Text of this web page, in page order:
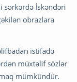
sərkərdə İskəndəri
obrazlara
istifadə
müxtəlif sözlər
mümkündür.